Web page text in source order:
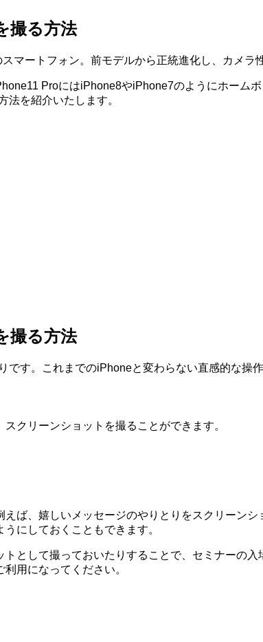
撮る方法
マートフォン。前モデルから正統進化し、カメラ
ProにはiPhone8やiPhone7のようにホーム
法を紹介いたします。
撮る方法
す。これまでのiPhoneと変わらない直感的な操
クリーンショットを撮ることができます。
ば、嬉しいメッセージのやりとりをスクリーン
にしておくこともできます。
として撮っておいたりすることで、セミナーの
用になってください。